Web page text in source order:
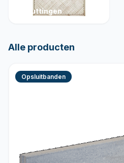
Schuttingen
Alle producten
Opsluitbanden